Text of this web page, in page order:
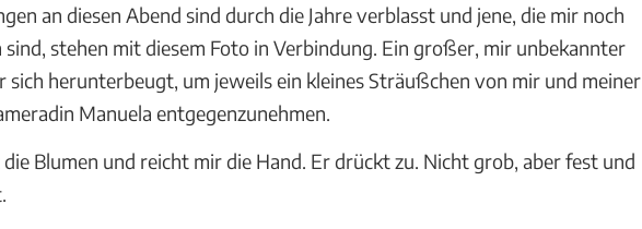
an diesen Abend sind durch die Jahre verblasst und jene, die mir noch
sind, stehen mit diesem Foto in Verbindung. Ein großer, mir unbekannter
sich herunterbeugt, um jeweils ein kleines Sträußchen von mir und meiner
Manuela entgegenzunehmen.
Blumen und reicht mir die Hand. Er drückt zu. Nicht grob, aber fest und